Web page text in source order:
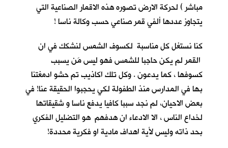
مباشر ) لحركة الارض تصوره هذه الاقمار الصناعية التي
يتجاوز عددها ألفي قمر صناعي حسب وكالة ناسا !
كنا نستغل كل مناسبة لكسوف الشمس لنشكك في ان
القمر لم يكن حاجبا للشمس فهو ليس مَن يسبب
كسوفها ، كما يدعون . وكل تلك اكاذيب تم حشو ادمغتنا
بها في المدارس منذ الطفولة لكي يحجبوا الحقيقة عنا! في
بعض الاحيان، لم نجد سببا كافيا يدفع ناسا و شقيقاتها
لخداع الناس ، الا الادعاء ان هدفهم هو التضليل الفكري
بحد ذاته وليس لأية اهداف مادية او فكرية محددة!